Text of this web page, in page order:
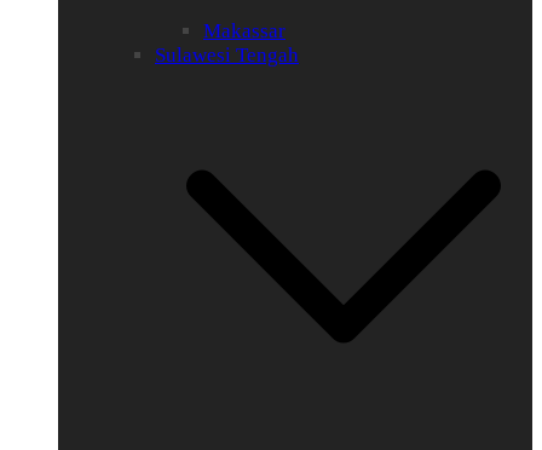
Makassar
Sulawesi Tengah